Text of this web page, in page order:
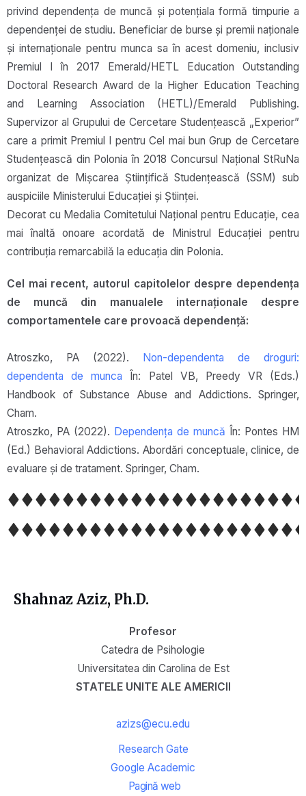
privind dependența de muncă și potențiala formă timpurie a
dependenței de studiu. Beneficiar de burse și premii naționale
și internaționale pentru munca sa în acest domeniu, inclusiv
Premiul I în 2017 Emerald/HETL Education Outstanding
Doctoral Research Award de la Higher Education Teaching
and Learning Association (HETL)/Emerald Publishing.
Supervizor al Grupului de Cercetare Studențească „Experior”
care a primit Premiul I pentru Cel mai bun Grup de Cercetare
Studențească din Polonia în 2018 Concursul Național StRuNa
organizat de Mișcarea Științifică Studențească (SSM) sub
auspiciile Ministerului Educației și Științei.
Decorat cu Medalia Comitetului Național pentru Educație, cea
mai înaltă onoare acordată de Ministrul Educației pentru
contribuția remarcabilă la educația din Polonia.
Cel mai recent, autorul capitolelor despre dependența
de muncă din manualele internaționale despre
comportamentele care provoacă dependență:
Atroszko, PA (2022). Non-dependenta de droguri:
dependenta de munca În: Patel VB, Preedy VR (Eds.)
Handbook of Substance Abuse and Addictions. Springer,
Cham.
Atroszko, PA (2022). Dependența de muncă În: Pontes HM
(Ed.) Behavioral Addictions. Abordări conceptuale, clinice, de
evaluare și de tratament. Springer, Cham.
Shahnaz Aziz, Ph.D.
Profesor
Catedra de Psihologie
Universitatea din Carolina de Est
STATELE UNITE ALE AMERICII
azizs@ecu.edu
Research Gate
Google Academic
Pagină web